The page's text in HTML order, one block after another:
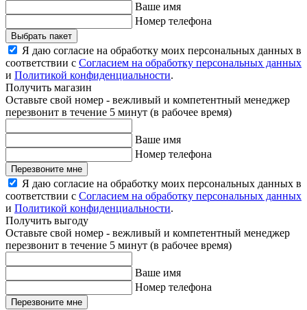
Ваше имя
Номер телефона
Выбрать пакет
Я даю согласие на обработку моих персональных данных в
соответствии с Согласием на обработку персональных данных
и Политикой конфиденциальности.
Получить магазин
Оставьте свой номер - вежливый и компетентный менеджер
перезвонит в течение 5 минут (в рабочее время)
Ваше имя
Номер телефона
Перезвоните мне
Я даю согласие на обработку моих персональных данных в
соответствии с Согласием на обработку персональных данных
и Политикой конфиденциальности.
Получить выгоду
Оставьте свой номер - вежливый и компетентный менеджер
перезвонит в течение 5 минут (в рабочее время)
Ваше имя
Номер телефона
Перезвоните мне